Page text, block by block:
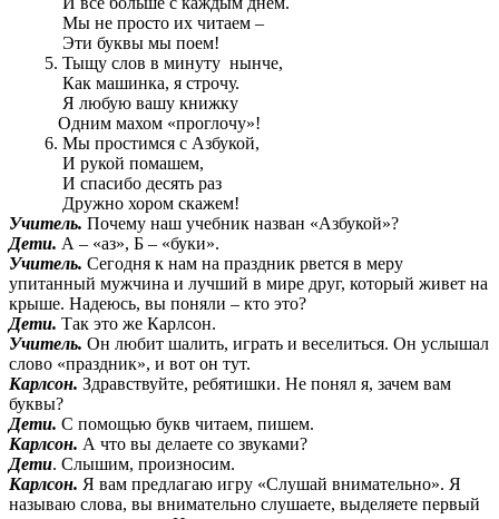
Мы не просто их читаем –
Эти буквы мы поем!
Тыщу слов в минуту нынче,
Как машинка, я строчу.
Я любую вашу книжку
Одним махом «проглочу»!
Мы простимся с Азбукой,
И рукой помашем,
И спасибо десять раз
Дружно хором скажем!
Учитель. Почему наш учебник назван «Азбукой»?
Дети. А – «аз», Б – «буки».
Учитель. Сегодня к нам на праздник рвется в меру
упитанный мужчина и лучший в мире друг, который живет на
крыше. Надеюсь, вы поняли – кто это?
Дети. Так это же Карлсон.
Учитель. Он любит шалить, играть и веселиться. Он услышал
слово «праздник», и вот он тут.
Карлсон. Здравствуйте, ребятишки. Не понял я, зачем вам
буквы?
Дети. С помощью букв читаем, пишем.
Карлсон. А что вы делаете со звуками?
Дети. Слышим, произносим.
Карлсон. Я вам предлагаю игру «Слушай внимательно». Я
называю слова, вы внимательно слушаете, выделяете первый